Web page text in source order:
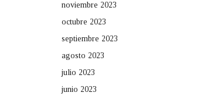
noviembre 2023
octubre 2023
septiembre 2023
agosto 2023
julio 2023
junio 2023